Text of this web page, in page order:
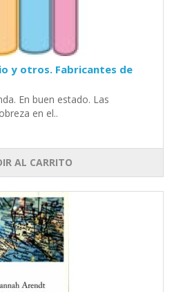
y otros. Fabricantes de
En buen estado. Las
en el..
AL CARRITO